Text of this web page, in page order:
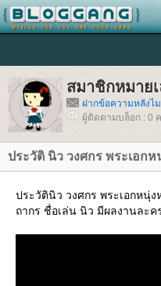
สมาชิกหมาย
ฝากข้อความหลังไ
ผู้ติดตามบล็อก : 0
ประวัติ นิว วงศกร พระเอก
ประวัตินิว วงศกร พระเอกหนุ่
ถากร ชื่อเล่น นิว มีผลงานละ